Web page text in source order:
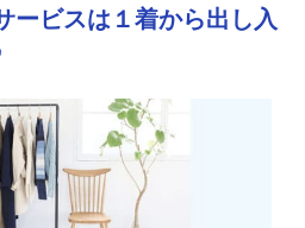
ービスは１着から出し入